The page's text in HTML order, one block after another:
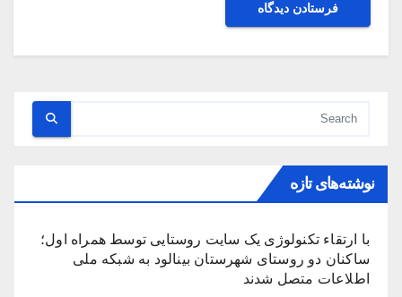
نوشته‌های تازه
با ارتقاء تکنولوژی یک سایت روستایی توسط همراه اول؛
ساکنان دو روستای شهرستان بینالود به شبکه ملی
اطلاعات متصل شدند